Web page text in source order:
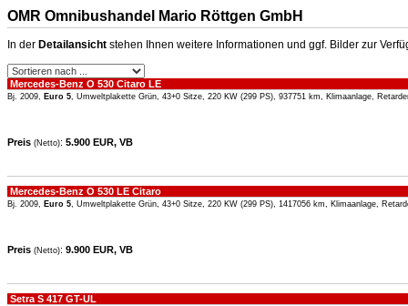
OMR Omnibushandel Mario Röttgen GmbH
In der Detailansicht stehen Ihnen weitere Informationen und ggf. Bilder zur
Mercedes-Benz O 530 Citaro LE
Bj. 2009, Euro 5, Umweltplakette Grün, 43+0 Sitze, 220 KW (299 PS), 937751 km, Klimaanlage,
Preis (Netto): 5.900 EUR, VB
Mercedes-Benz O 530 LE Citaro
Bj. 2009, Euro 5, Umweltplakette Grün, 43+0 Sitze, 220 KW (299 PS), 1417056 km, Klimaanlage,
Preis (Netto): 9.900 EUR, VB
Setra S 417 GT-UL